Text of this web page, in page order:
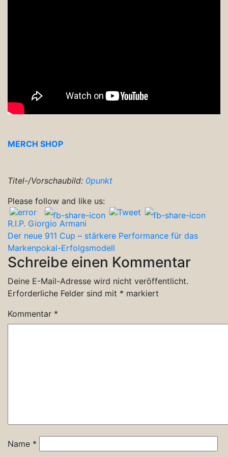
MERCH SHOP
Titel-/Vorschaubild: 0punkt
Please follow and like us:
Beitragsnavigation
R.I.P. Giorgio Armani
Der neue 911 Cup – stärkere Performance für das
Markenpokal-Erfolgsmodell
Schreibe einen Kommentar
Deine E-Mail-Adresse wird nicht veröffentlicht.
Erforderliche Felder sind mit * markiert
Kommentar *
Name *